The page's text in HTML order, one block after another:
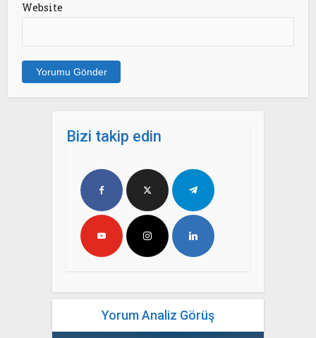
Website
Bizi takip edin
Yorum Analiz Görüş